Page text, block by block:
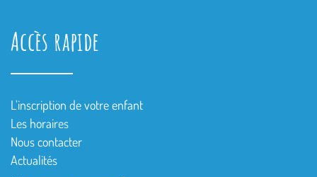
Accès rapide
L’inscription de votre enfant
Les horaires
Nous contacter
Actualités